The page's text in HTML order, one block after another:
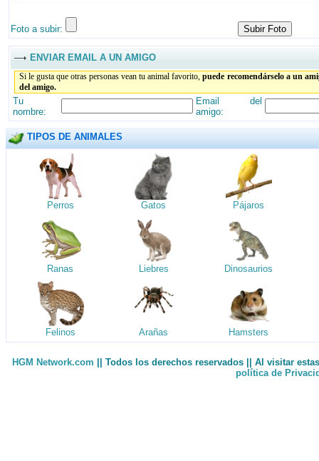
Foto a subir:
ENVIAR EMAIL A UN AMIGO
Si le gusta que otras personas vean tu animal favorito,puede recomendárselo a un
del amigo.
Tu
nombre:
Email del
amigo:
TIPOS DE ANIMALES
Perros Gatos Pájaros
Ranas Liebres Dinosaurios
Felinos Arañas Hamsters
HGM Network.com || Todos los derechos reservados || Al visitar
política de